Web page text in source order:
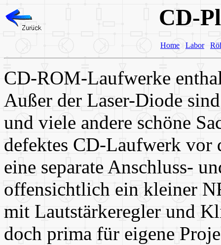
CD-
Home Labor
CD-ROM-Laufwerke
Außer der Laser-Diode
und viele andere schöne
defektes CD-Laufwerk vor
eine separate Anschluss-
offensichtlich ein kleiner
mit Lautstärkeregler und
doch prima für eigene